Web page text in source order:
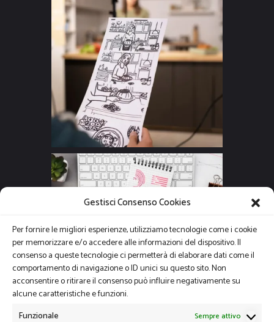
Gestisci Consenso Cookies
Per fornire le migliori esperienze, utilizziamo tecnologie come i cookie
per memorizzare e/o accedere alle informazioni del dispositivo. Il
consenso a queste tecnologie ci permetterà di elaborare dati come il
comportamento di navigazione o ID unici su questo sito. Non
acconsentire o ritirare il consenso può influire negativamente su
alcune caratteristiche e funzioni.
Funzionale
Sempre attivo